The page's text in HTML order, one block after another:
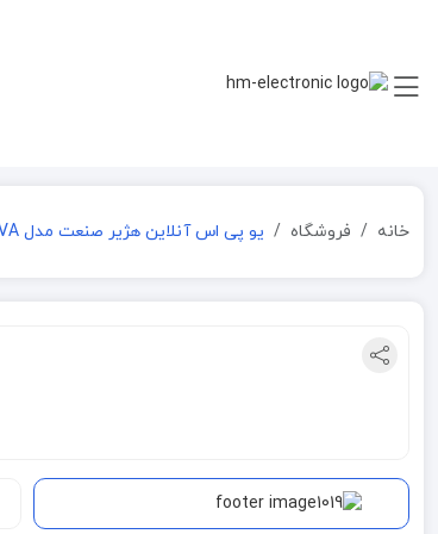
خانه فروشگاه یو پی اس آنلاین هژیر صنعت مدل GENESIS-A 10KVA (سه به یک)